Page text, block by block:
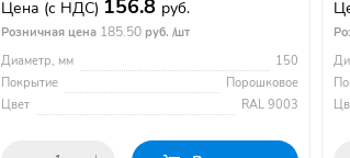
Цена (с НДС) 156.8 руб.
Розничная цена 185.50 руб. /шт
Диаметр, мм
150
Покрытие
Порошковое
Цвет
RAL 9003